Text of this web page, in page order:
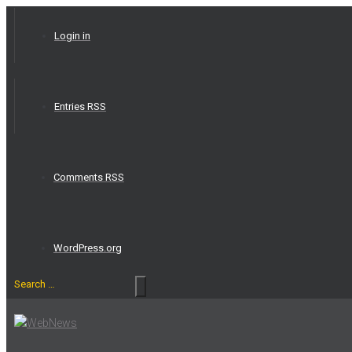
Login in
Entries RSS
Comments RSS
WordPress.org
Search